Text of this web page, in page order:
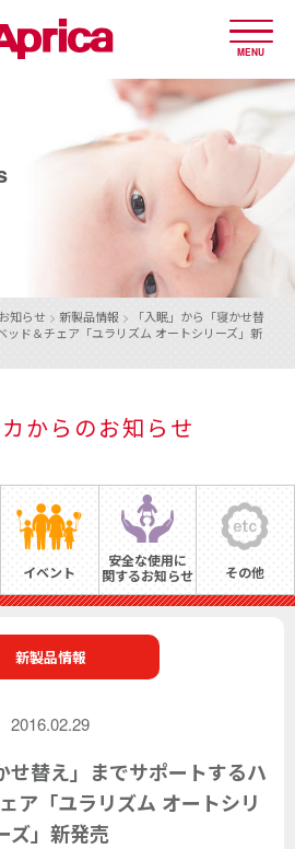
MENU
知らせ > 新製品情報 >
「入眠」から「寝かせ替
ッド＆チェア「ユラリズム オートシリーズ」新
からのお知らせ
イベント
安全な使用に
関するお知らせ その他
新製品情報
2016.02.29
せ替え」までサポートするハ
ア「ユラリズム オートシリ
ズ」新発売